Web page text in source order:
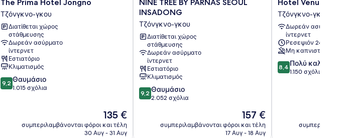
Prima
Hotel
Jongno
Τζόνγκνο-
γκου
The Prima Hotel Jongno
Τζόνγκνο-γκου
Διατίθεται χώρος
στάθμευσης
Δωρεάν ασύρματο
ίντερνετ
Εστιατόριο
Κλιματισμός
9.2
στα
σχόλια
9,2 Θαυμάσιο
1.015 σχόλια
Η
τιμή
είναι
135 €
συμπεριλαμβάνονται φόροι και τέλη
30 Αυγ - 31 Αυγ
TREE
PARNAS
SEOUL
INSADONG
Τζόνγκνο-
γκου
NINE TREE BY PARNAS SEOUL
INSADONG
Τζόνγκνο-γκου
Διατίθεται χώρος
στάθμευσης
Δωρεάν ασύρματο
ίντερνετ
Εστιατόριο
Κλιματισμός
9.2
στα
9,2 Θαυμάσιο
2.052 σχόλια
Η
τιμή
είναι
157 €
συμπεριλαμβάνονται φόροι και τέλη
17 Αυγ - 18 Αυγ
Venue
G
Τζόνγκνο-
γκου
Hotel Venue G
Τζόνγκνο-γκου
Δωρεάν ασύρματο
ίντερνετ
Ρεσεψιόν 24/7
Μη καπνιστών
8.4
στα
8,4 Πολύ καλό
1.150 σχόλια